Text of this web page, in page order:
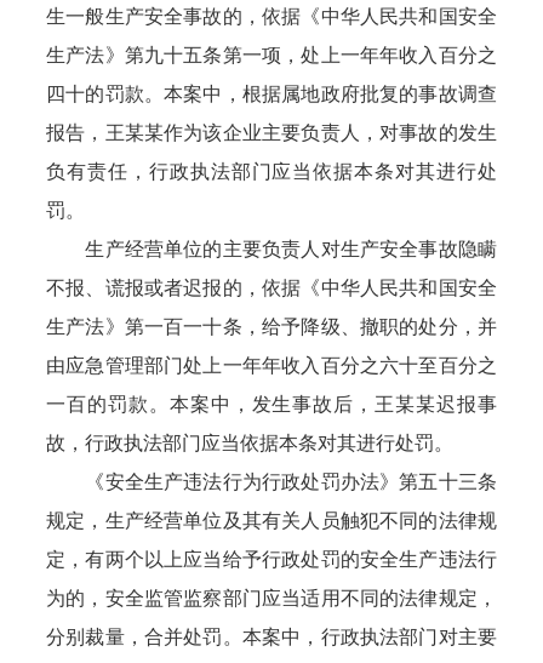
生一般生产安全事故的，依据《中华人民共和国安全
生产法》第九十五条第一项，处上一年年收入百分之
四十的罚款。本案中，根据属地政府批复的事故调查
报告，王某某作为该企业主要负责人，对事故的发生
负有责任，行政执法部门应当依据本条对其进行处
罚。
生产经营单位的主要负责人对生产安全事故隐瞒
不报、谎报或者迟报的，依据《中华人民共和国安全
生产法》第一百一十条，给予降级、撤职的处分，并
由应急管理部门处上一年年收入百分之六十至百分之
一百的罚款。本案中，发生事故后，王某某迟报事
故，行政执法部门应当依据本条对其进行处罚。
《安全生产违法行为行政处罚办法》第五十三条
规定，生产经营单位及其有关人员触犯不同的法律规
定，有两个以上应当给予行政处罚的安全生产违法行
为的，安全监管监察部门应当适用不同的法律规定，
分别裁量，合并处罚。本案中，行政执法部门对主要